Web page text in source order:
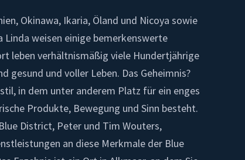
Okinawa, Ikaria, Öland und Nicoya sowie
Linda weisen einige bemerkenswerte
leben verhältnismäßig viele Hundertjährige
gesund und voller Leben. Das Geheimnis?
in dem unter anderem Platz für ein enges
Produkte, Bewegung und Sinn besteht.
District, Peter und Tim Wouters,
an diese Merkmale der Blue